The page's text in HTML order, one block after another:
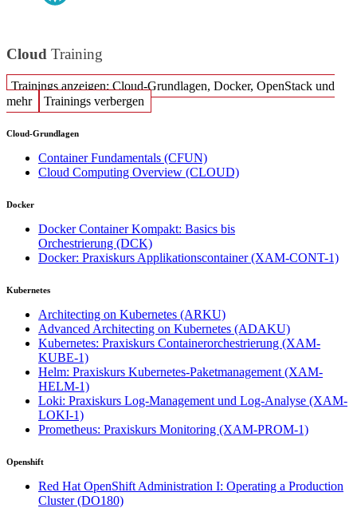
Cloud Training
Trainings anzeigen: Cloud-Grundlagen, Docker, OpenStack und
mehr
Trainings verbergen
Cloud-Grundlagen
Container Fundamentals (CFUN)
Cloud Computing Overview (CLOUD)
Docker
Docker Container Kompakt: Basics bis
Orchestrierung (DCK)
Docker: Praxiskurs Applikationscontainer(XAM-CONT-1)
Kubernetes
Architecting on Kubernetes (ARKU)
Advanced Architecting on Kubernetes (ADAKU)
Kubernetes: Praxiskurs Containerorchestrierung (XAM-
KUBE-1)
Helm: Praxiskurs Kubernetes-Paketmanagement (XAM-
HELM-1)
Loki: Praxiskurs Log-Management und Log-Analyse (XAM-
LOKI-1)
Prometheus: Praxiskurs Monitoring (XAM-PROM-1)
Openshift
Red Hat OpenShift Administration I: Operating a Production
Cluster(DO180)